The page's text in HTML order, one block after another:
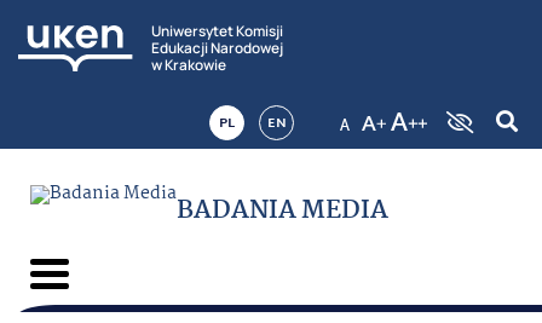
Uniwersytet Komisji
Edukacji Narodowej
w Krakowie
PL EN
BADANIA MEDIA